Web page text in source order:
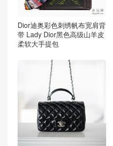
Dior迪奥彩色刺绣帆布宽肩背
带 Lady Dior黑色高级山羊皮
柔软大手提包